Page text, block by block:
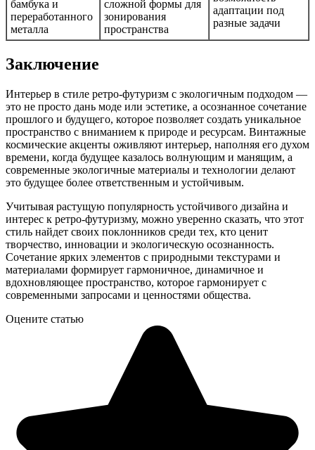
бамбука и
переработанного
металла
сложной формы для
зонирования
пространства
адаптации под
разные задачи
Заключение
Интерьер в стиле ретро-футуризм с экологичным подходом —
это не просто дань моде или эстетике, а осознанное сочетание
прошлого и будущего, которое позволяет создать уникальное
пространство с вниманием к природе и ресурсам. Винтажные
космические акценты оживляют интерьер, наполняя его духом
времени, когда будущее казалось волнующим и манящим, а
современные экологичные материалы и технологии делают
это будущее более ответственным и устойчивым.
Учитывая растущую популярность устойчивого дизайна и
интерес к ретро-футуризму, можно уверенно сказать, что этот
стиль найдет своих поклонников среди тех, кто ценит
творчество, инновации и экологическую осознанность.
Сочетание ярких элементов с природными текстурами и
материалами формирует гармоничное, динамичное и
вдохновляющее пространство, которое гармонирует с
современными запросами и ценностями общества.
Оцените статью